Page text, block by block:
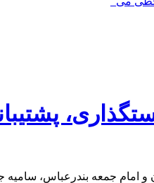
امام جمعه بندرعباس،